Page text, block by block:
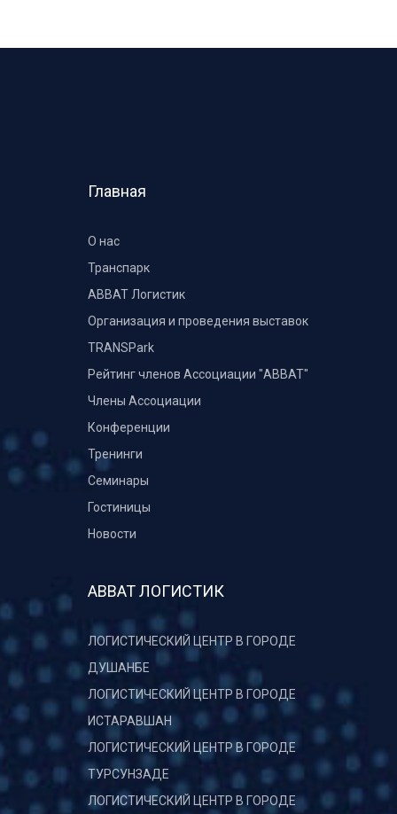
Главная
О нас
Транспарк
ABBAT Логистик
Организация и проведения выставок
TRANSPark
Рейтинг членов Ассоциации "АВВАТ"
Члены Ассоциации
Конференции
Тренинги
Семинары
Гостиницы
Новости
АВВАТ ЛОГИСТИК
ЛОГИСТИЧЕСКИЙ ЦЕНТР В ГОРОДЕ
ДУШАНБЕ
ЛОГИСТИЧЕСКИЙ ЦЕНТР В ГОРОДЕ
ИСТАРАВШАН
ЛОГИСТИЧЕСКИЙ ЦЕНТР В ГОРОДЕ
ТУРСУНЗАДЕ
ЛОГИСТИЧЕСКИЙ ЦЕНТР В ГОРОДЕ